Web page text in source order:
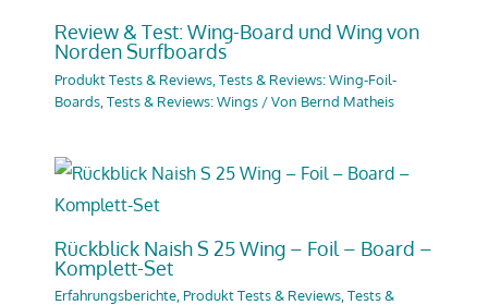
Review & Test: Wing-Board und Wing von
Norden Surfboards
Produkt Tests & Reviews, Tests & Reviews: Wing-Foil-
Boards, Tests & Reviews: Wings/ Von Bernd Matheis
Rückblick Naish S 25 Wing – Foil – Board –
Komplett-Set
Erfahrungsberichte, Produkt Tests & Reviews, Tests &